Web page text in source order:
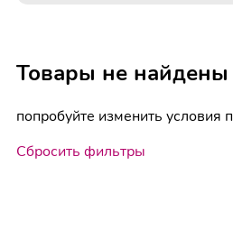
Товары не найдены
попробуйте изменить условия
Сбросить фильтры